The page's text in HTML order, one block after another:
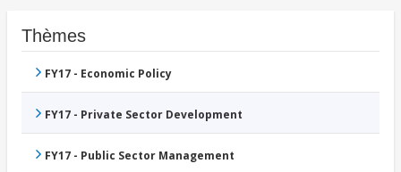
Thèmes
FY17 - Economic Policy
FY17 - Private Sector Development
FY17 - Public Sector Management